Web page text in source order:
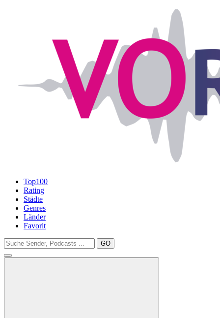
Top100
Rating
Städte
Genres
Länder
Favorit
GO